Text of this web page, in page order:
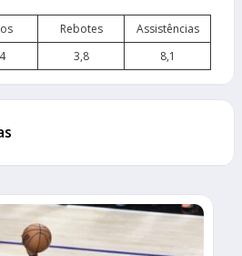
Rebotes
Assistências
3,8 8,1